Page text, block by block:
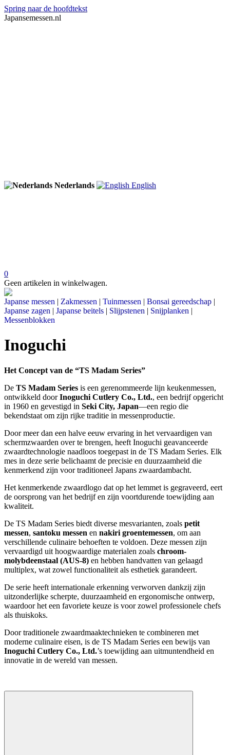
Spring naar de hoofdtekst
Japansemessen.nl
Nederlands English
0
Geen artikelen in winkelwagen.
Japanse messen | Zakmessen | Tuinmessen | Bonsai gereedschap |
Japanse zagen | Japanse beitels | Slijpstenen | Snijplanken |
Messenblokken
Inoguchi
Het Concept van de “TS Madam Series”
De TS Madam Series is een gerenommeerde lijn keukenmessen,
ontwikkeld doorInoguchi Cutlery Co., Ltd., een bedrijf opgericht
in 1960 en gevestigd in Seki City, Japan—een regio die
bekendstaat om zijn rijke traditie in messenproductie.
Door meer dan een halve eeuw ervaring in het vervaardigen van
schermzwaarden over te brengen, heeft Inoguchi geavanceerde
zwaardtechnologie naadloos toegepast in de TS Madam Series. Elk
mes in deze serie belichaamt de precisie en duurzaamheid die
kenmerkend zijn voor traditioneel Japans zwaardambacht.
Het kenmerkende zwaardlogo dat op het lemmet is gegraveerd, eert
de oorsprong van het bedrijf en zijn voortdurende toewijding aan
kwaliteit.
De TS Madam Series biedt diverse mesvarianten, zoals petit
messen, santoku messen en nakiri groentemessen, om aan
verschillende culinaire behoeften te voldoen. Deze messen zijn
vervaardigd uit hoogwaardige materialen zoals chroom-
molybdeenstaal (AUS-8) en hebben handvatten van gelaagd
multiplex, wat zowel functionaliteit als esthetiek garandeert.
De serie heeft internationale erkenning verworven dankzij zijn
uitzonderlijke scherpte, duurzaamheid en ergonomische ontwerp,
waardoor het een favoriete keuze is voor zowel professionele chefs
als thuiskoks.
Door traditionele zwaardmaaktechnieken te combineren met
moderne culinaire eisen, is de TS Madam Series een bewijs van
Inoguchi Cutlery Co., Ltd.’s toewijding aan uitmuntendheid en
innovatie in de wereld van messen.